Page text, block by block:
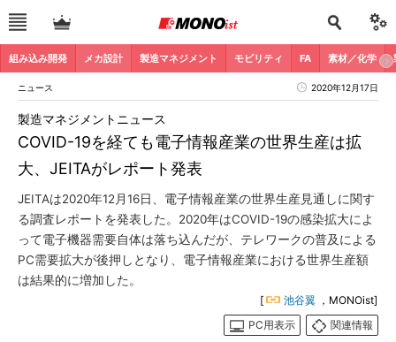
組み込み開発 メカ設計 製造マネジメント モビリティ FA 素材／化学
ニュース 2020年12月17日
COVID-19を経ても電子情報産業の世界生産は拡
大、JEITAがレポート発表
製造マネジメントニュース
JEITAは2020年12月16日、電子情報産業の世界生産見通しに関す
る調査レポートを発表した。2020年はCOVID-19の感染拡大によ
って電子機器需要自体は落ち込んだが、テレワークの普及による
PC需要拡大が後押しとなり、電子情報産業における世界生産額
は結果的に増加した。
[ 池谷翼 ，MONOist]
PC用表示
関連情報